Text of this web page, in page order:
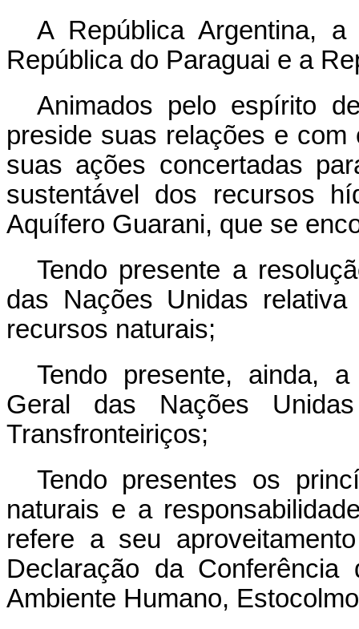
A República Argentina,
República do Paraguai e a
Animados pelo espírito
preside suas relações e
suas ações concertadas
sustentável dos recursos
Aquífero Guarani, que se
Tendo presente a
das Nações Unidas
recursos naturais;
Tendo presente, ainda,
Geral das Nações
Transfronteiriços;
Tendo presentes os
naturais e a
refere a seu
Declaração da
Ambiente Humano,